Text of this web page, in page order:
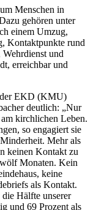
Menschen in
gehören unter
einem Umzug,
Kontaktpunkte rund
und
erreichbar und
der EKD (KMU)
deutlich: „Nur
kirchlichen Leben.
so engagiert sie
Mehr als
keinen Kontakt zu
Monaten. Kein
keine
als Kontakt.
Hälfte unserer
und 69 Prozent als